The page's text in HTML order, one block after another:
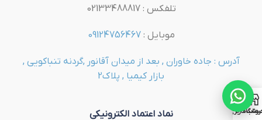
تلفکس : 02133488817
موبایل :09124756467
آدرس : جاده خاوران , بعد از میدان آقانور ,گردنه تنباکویی ,
بازار کیمیا , پلاک2
نماد اعتماد الکترونیکی کاربری من